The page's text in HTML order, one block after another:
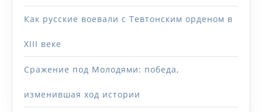
Как русские воевали с Тевтонским орденом в
XIII веке
Сражение под Молодями: победа,
изменившая ход истории